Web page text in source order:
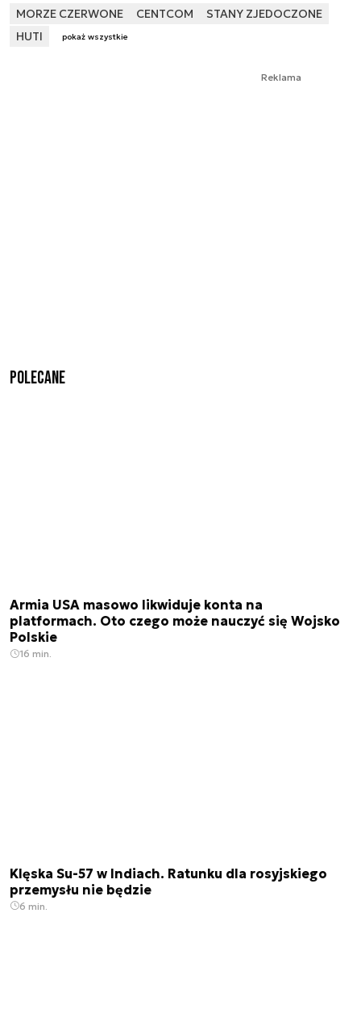
MORZE CZERWONE CENTCOM
STANY ZJEDOCZONE
HUTI
pokaż wszystkie
Reklama
Polecane
Armia USA masowo likwiduje konta na
platformach. Oto czego może nauczyć się Wojsko
Polskie
16 min.
Klęska Su-57 w Indiach. Ratunku dla rosyjskiego
przemysłu nie będzie
6 min.